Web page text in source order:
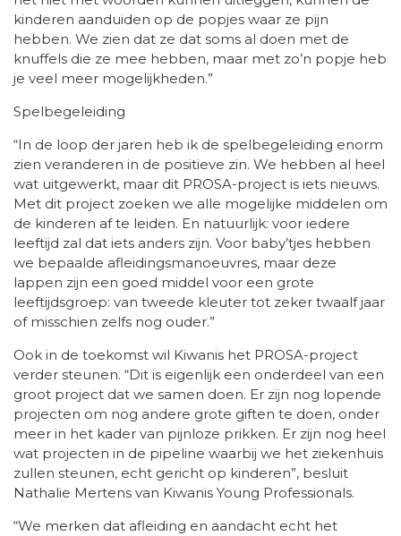
kinderen aanduiden op de popjes waar ze pijn
hebben. We zien dat ze dat soms al doen met de
knuffels die ze mee hebben, maar met zo’n popje heb
je veel meer mogelijkheden.”
Spelbegeleiding
“In de loop der jaren heb ik de spelbegeleiding enorm
zien veranderen in de positieve zin. We hebben al heel
wat uitgewerkt, maar dit PROSA-project is iets nieuws.
Met dit project zoeken we alle mogelijke middelen om
de kinderen af te leiden. En natuurlijk: voor iedere
leeftijd zal dat iets anders zijn. Voor baby’tjes hebben
we bepaalde afleidingsmanoeuvres, maar deze
lappen zijn een goed middel voor een grote
leeftijdsgroep: van tweede kleuter tot zeker twaalf jaar
of misschien zelfs nog ouder.”
Ook in de toekomst wil Kiwanis het PROSA-project
verder steunen. “Dit is eigenlijk een onderdeel van een
groot project dat we samen doen. Er zijn nog lopende
projecten om nog andere grote giften te doen, onder
meer in het kader van pijnloze prikken. Er zijn nog heel
wat projecten in de pipeline waarbij we het ziekenhuis
zullen steunen, echt gericht op kinderen”, besluit
Nathalie Mertens van Kiwanis Young Professionals.
“We merken dat afleiding en aandacht echt het